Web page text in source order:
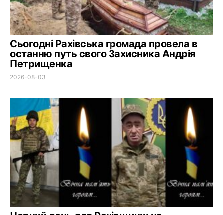
Сьогодні Рахівська громада провела в
останню путь свого Захисника Андрія
Петрищенка
2026-08-03